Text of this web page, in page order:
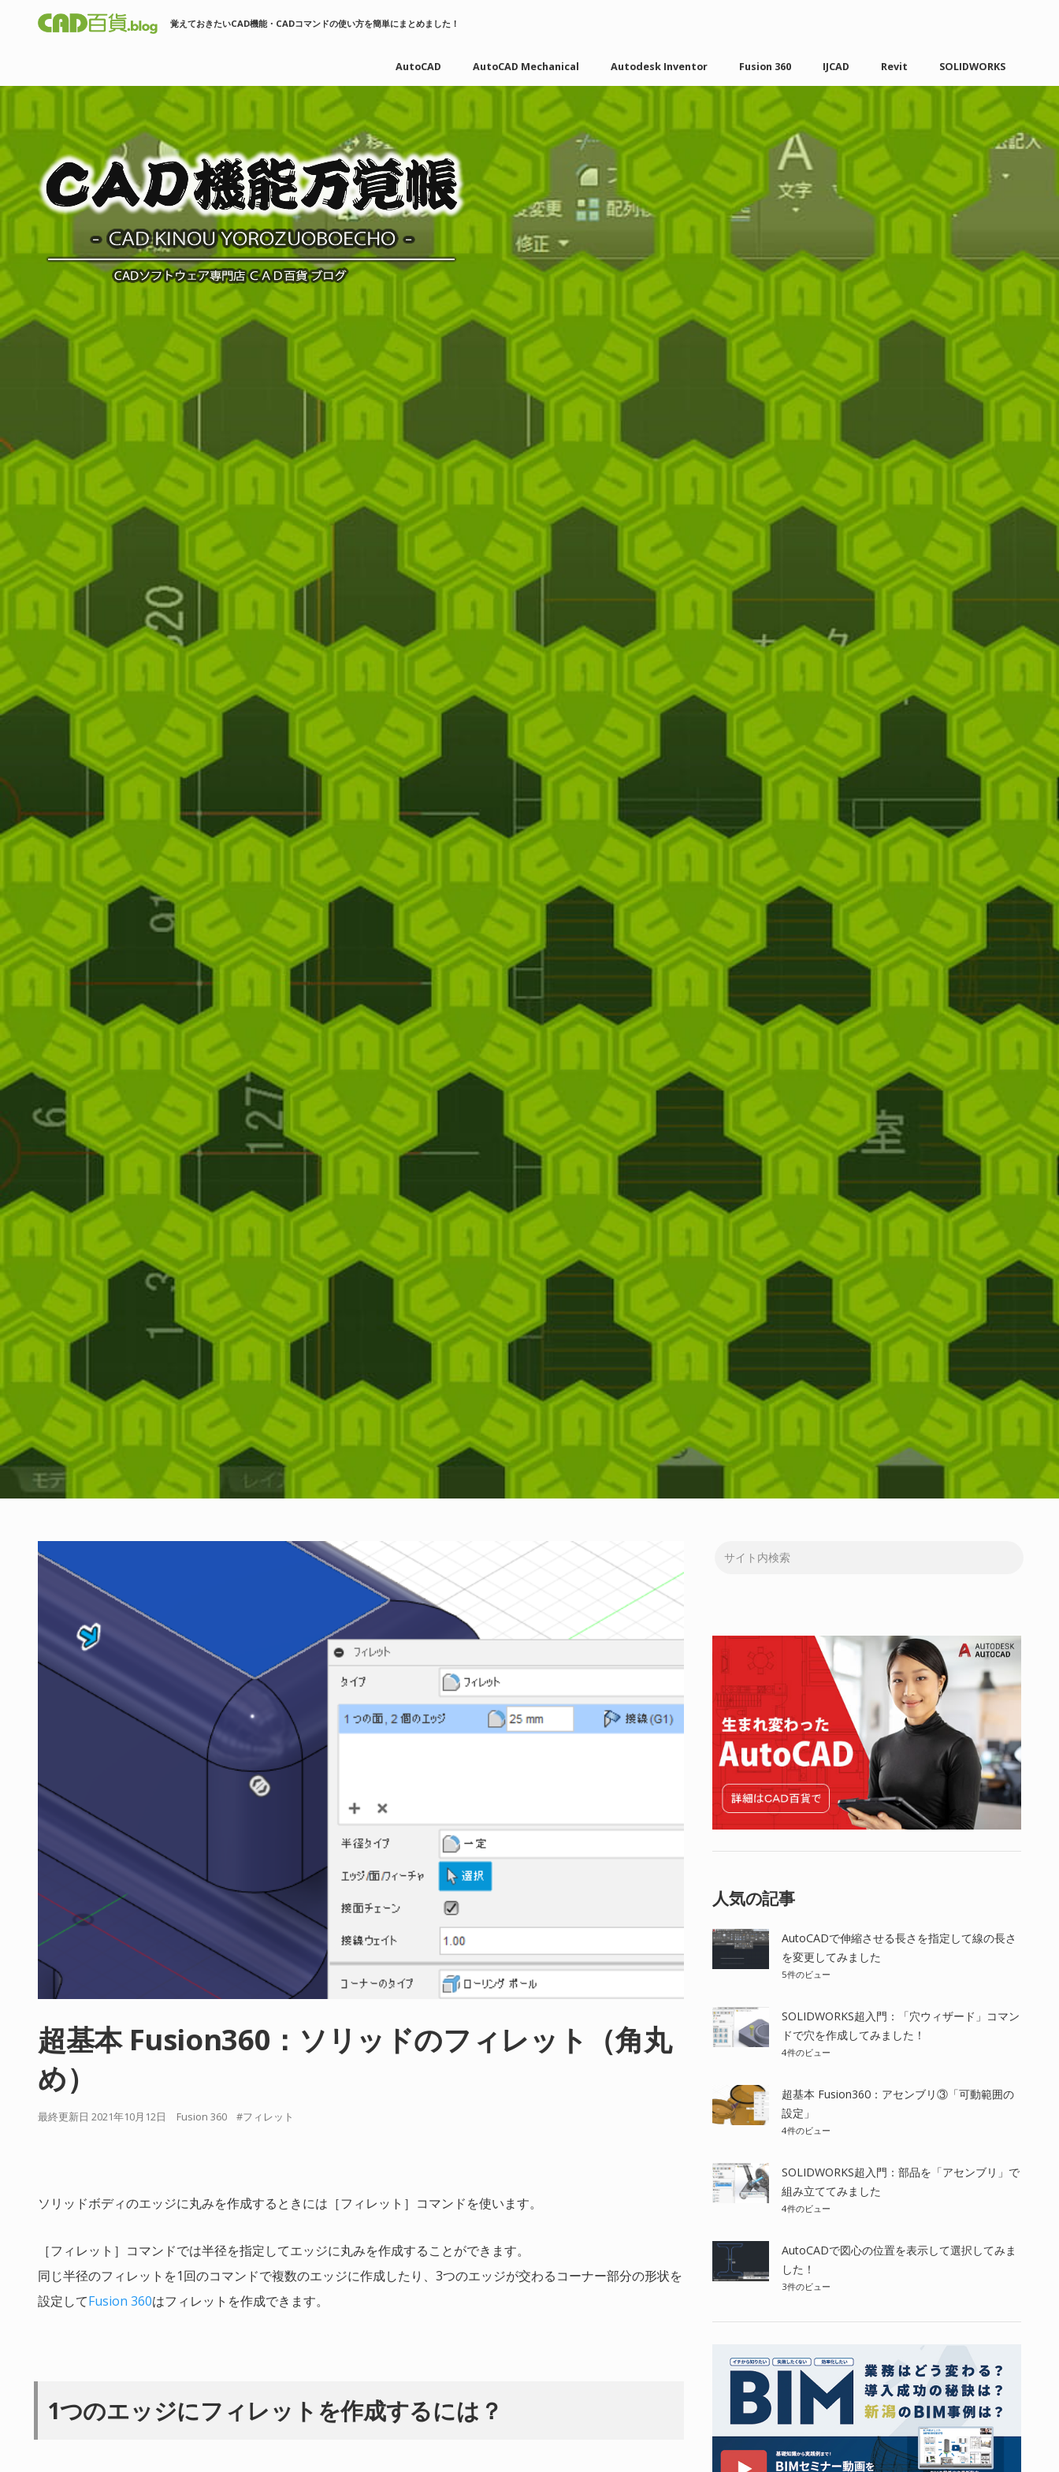
覚えておきたいCAD機能・CADコマンドの使い方を簡単にまとめました！
AutoCAD AutoCAD Mechanical Autodesk Inventor Fusion 360 IJCAD Revit SOLIDWORKS
超基本 Fusion360：ソリッドのフィレット（角丸
め）
最終更新日 2021年10月12日 Fusion 360 フィレット
ソリッドボディのエッジに丸みを作成するときには［フィレット］コマンドを使います。
［フィレット］コマンドでは半径を指定してエッジに丸みを作成することができます。
同じ半径のフィレットを1回のコマンドで複数のエッジに作成したり、3つのエッジが交わるコーナー部分の形状を
設定してFusion 360はフィレットを作成できます。
1つのエッジにフィレットを作成するには？
人気の記事
AutoCADで伸縮させる長さを指定して線の長さ
を変更してみました
5件のビュー
SOLIDWORKS超入門：「穴ウィザード」コマン
ドで穴を作成してみました！
4件のビュー
超基本 Fusion360：アセンブリ③「可動範囲の
設定」
4件のビュー
SOLIDWORKS超入門：部品を「アセンブリ」で
組み立ててみました
4件のビュー
AutoCADで図心の位置を表示して選択してみま
した！
3件のビュー